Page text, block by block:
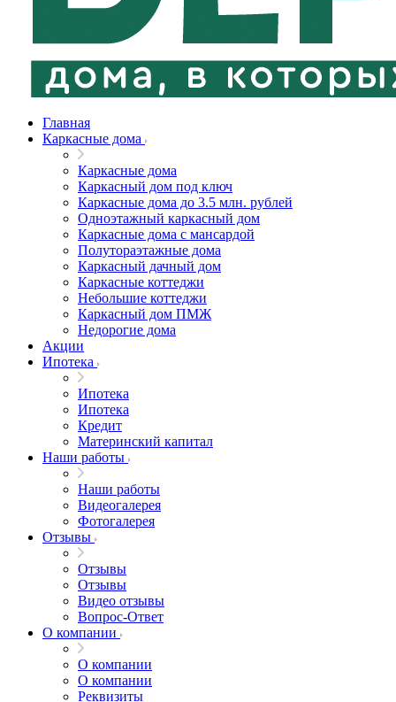
Главная
Каркасные дома
Каркасные дома
Каркасный дом под ключ
Каркасные дома до 3.5 млн. рублей
Одноэтажный каркасный дом
Каркасные дома с мансардой
Полутораэтажные дома
Каркасный дачный дом
Каркасные коттеджи
Небольшие коттеджи
Каркасный дом ПМЖ
Недорогие дома
Акции
Ипотека
Ипотека
Ипотека
Кредит
Материнский капитал
Наши работы
Наши работы
Видеогалерея
Фотогалерея
Отзывы
Отзывы
Отзывы
Видео отзывы
Вопрос-Ответ
О компании
О компании
О компании
Реквизиты